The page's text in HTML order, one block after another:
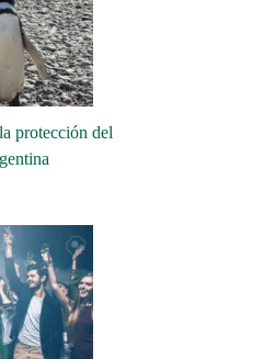
protección del